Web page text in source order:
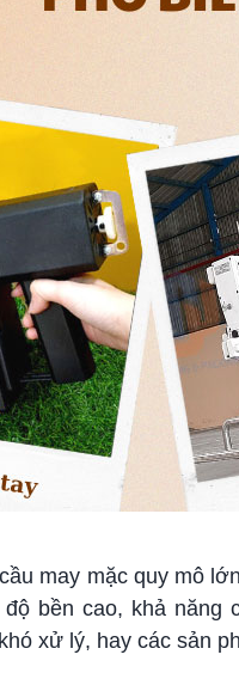
may mặc quy mô
bền cao, khả
xử lý, hay các sản